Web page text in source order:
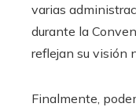
varias
durante la
reflejan su visión
Finalmente,